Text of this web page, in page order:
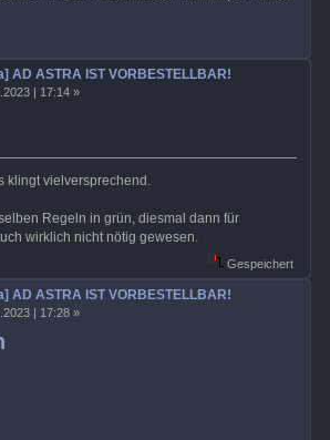
AD ASTRA IST VORBESTELLBAR!
| 17:14 »
klingt vielversprechend.
Regeln in grün, diesmal dann für
wirklich nicht nötig gewesen.
Gespeichert
AD ASTRA IST VORBESTELLBAR!
| 17:28 »